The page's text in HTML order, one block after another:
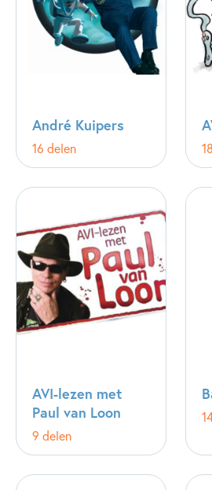
André Kuipers
16 delen
AVI-lezen met
Paul van Loon
9 delen